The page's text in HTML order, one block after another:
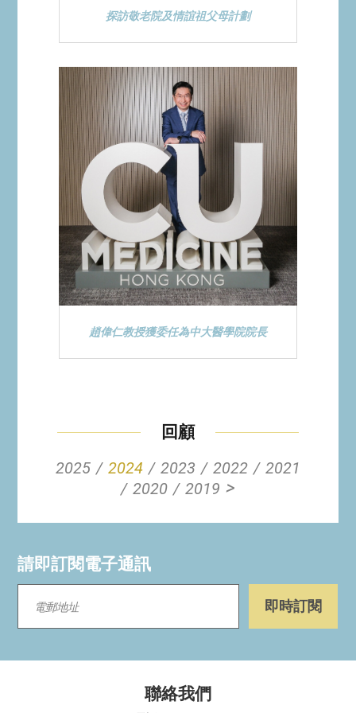
探訪敬老院及情誼祖父母計劃
趙偉仁教授獲委任為中大醫學院院長
回顧
2025
2024 2023 2022
2021
2020
2019 >
請即訂閱電子通訊
聯絡我們